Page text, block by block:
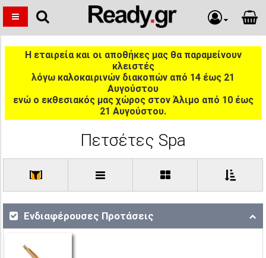
Η εταιρεία και οι αποθήκες μας θα παραμείνουν
κλειστές
λόγω καλοκαιρινών διακοπών από 14 έως 21
Αυγούστου
ενώ ο εκθεσιακός μας χώρος στον Άλιμο από 10 έως
21 Αυγούστου.
Πετσέτες Spa
[ ]
Ενδιαφέρουσες Προτάσεις